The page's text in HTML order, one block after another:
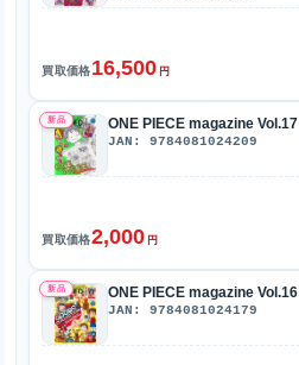
買取価格16,500 円
新品 ONE PIECE magazine Vol.17
JAN: 9784081024209
買取価格2,000 円
新品 ONE PIECE magazine Vol.16
JAN: 9784081024179